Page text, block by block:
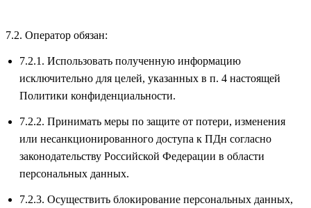
7.2. Оператор обязан:
7.2.1. Использовать полученную информацию
исключительно для целей, указанных в п. 4 настоящей
Политики конфиденциальности.
7.2.2. Принимать меры по защите от потери, изменения
или несанкционированного доступа к ПДн согласно
законодательству Российской Федерации в области
персональных данных.
7.2.3. Осуществить блокирование персональных данных,